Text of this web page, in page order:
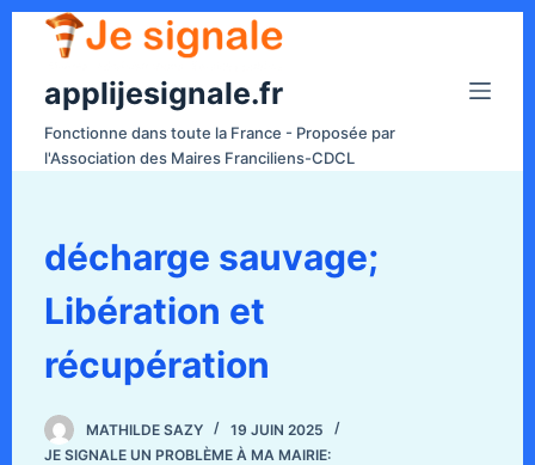
applijesignale.fr
Fonctionne dans toute la France - Proposée par
l'Association des Maires Franciliens-CDCL
décharge sauvage;
Libération et
récupération
MATHILDE SAZY
19 JUIN 2025
JE SIGNALE UN PROBLÈME À MA MAIRIE: